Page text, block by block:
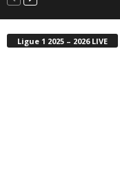
Ligue 1 2025 – 2026 LIVE